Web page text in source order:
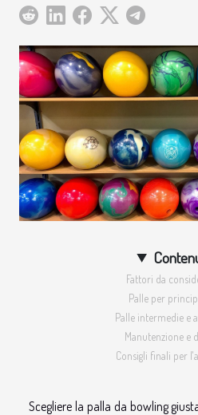
Fattori da
Palle per
Palle intermedie e
Manutenzione e
Consigli finali per
Scegliere la palla da bowling